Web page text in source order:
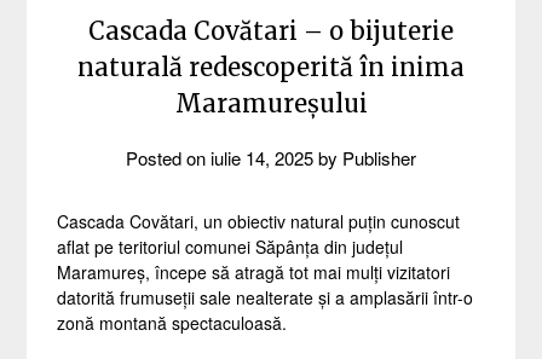
Cascada Covătari – o bijuterie
naturală redescoperită în inima
Maramureșului
Posted oniulie 14, 2025by Publisher
Cascada Covătari, un obiectiv natural puțin cunoscut
aflat pe teritoriul comunei Săpânța din județul
Maramureș, începe să atragă tot mai mulți vizitatori
datorită frumuseții sale nealterate și a amplasării într-o
zonă montană spectaculoasă.